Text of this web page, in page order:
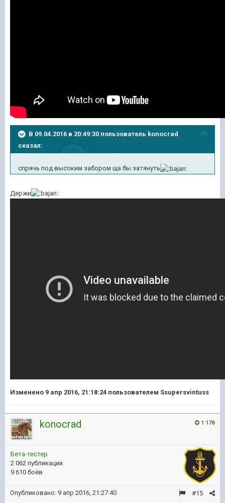
В 09.04.2016 в 20:49:30 пользователь konocrad
сказал:
спрячь под высоким забором ща бы затянуть
Держи :
Изменено 9 апр 2016, 21:18:24 пользователем Ssupersvintuss
1 178
konocrad
Бета-тестер
2 062 публикации
9 610 боёв
#15
Опубликовано: 9 апр 2016, 21:27:40